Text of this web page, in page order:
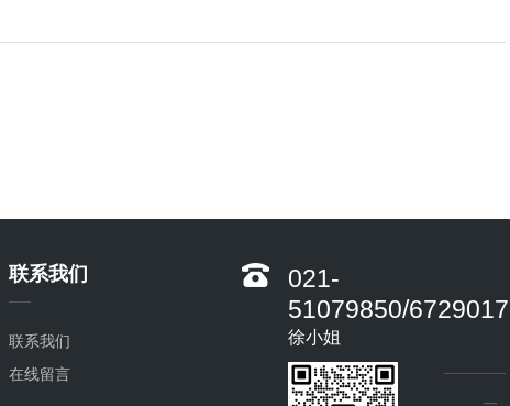
联系我们
联系我们
在线留言
021-
51079850/
徐小姐